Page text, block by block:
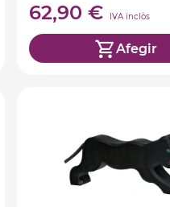
62,90 € IVA inclòs
Afegir